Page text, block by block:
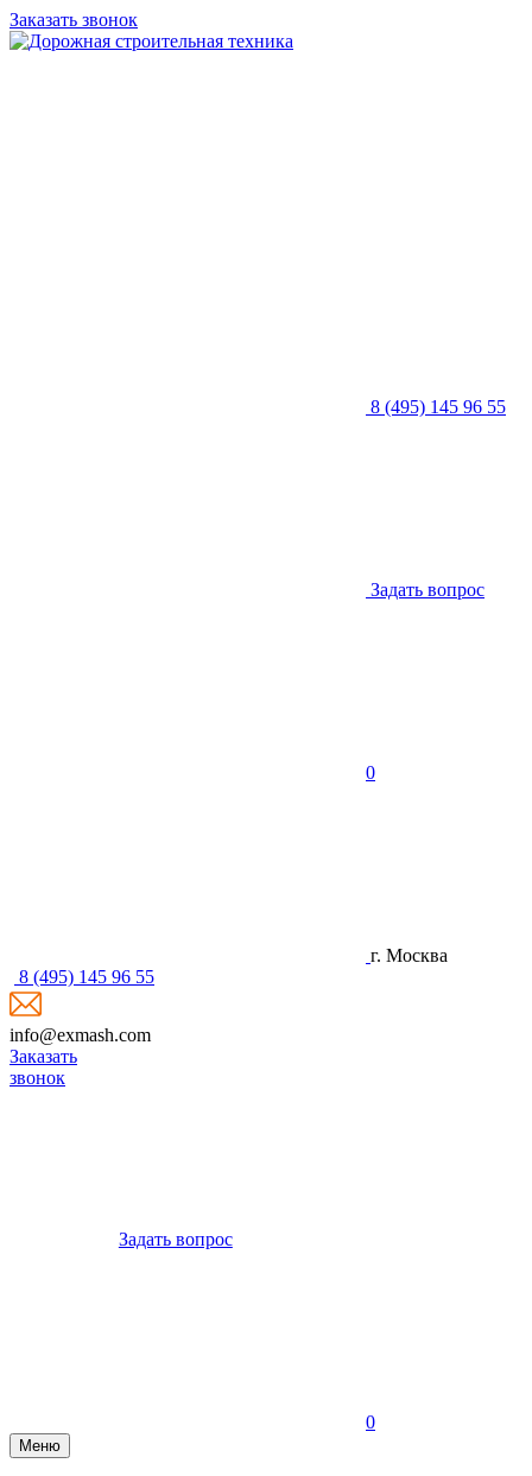
Заказать звонок
8 (495) 145 96 55
Задать вопрос
0
г. Москва
8 (495) 145 96 55
info@exmash.com
Заказать
звонок
Задать вопрос
0
Меню